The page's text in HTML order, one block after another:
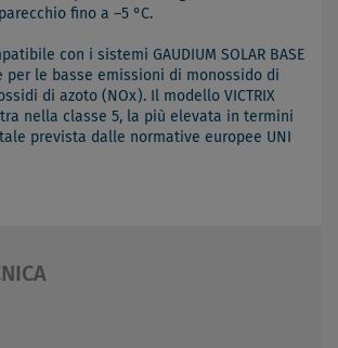
fino a –5 °C.
con i sistemi GAUDIUM SOLAR BASE
per le basse emissioni di monossido di
di azoto (NOx). Il modello VICTRIX
nella classe 5, la più elevata in termini
prevista dalle normative europee UNI